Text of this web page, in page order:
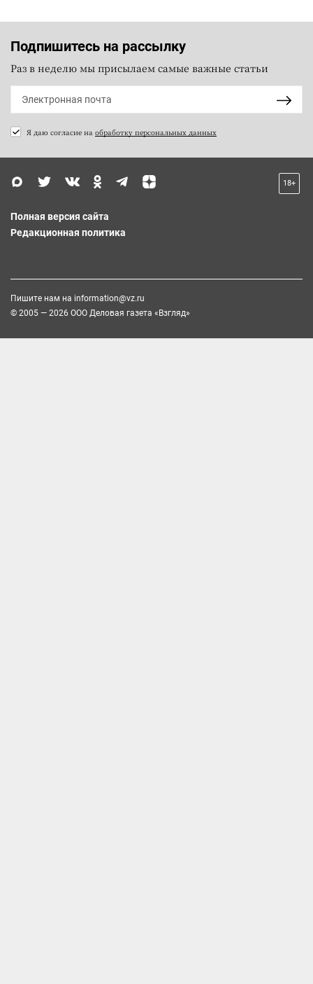
Подпишитесь на рассылку
Раз в неделю мы присылаем самые важные статьи
Я даю согласие на обработку персональных данных
18+
Полная версия сайта
Редакционная политика
Пишите нам на information@vz.ru
© 2005 — 2026 ООО Деловая газета «Взгляд»